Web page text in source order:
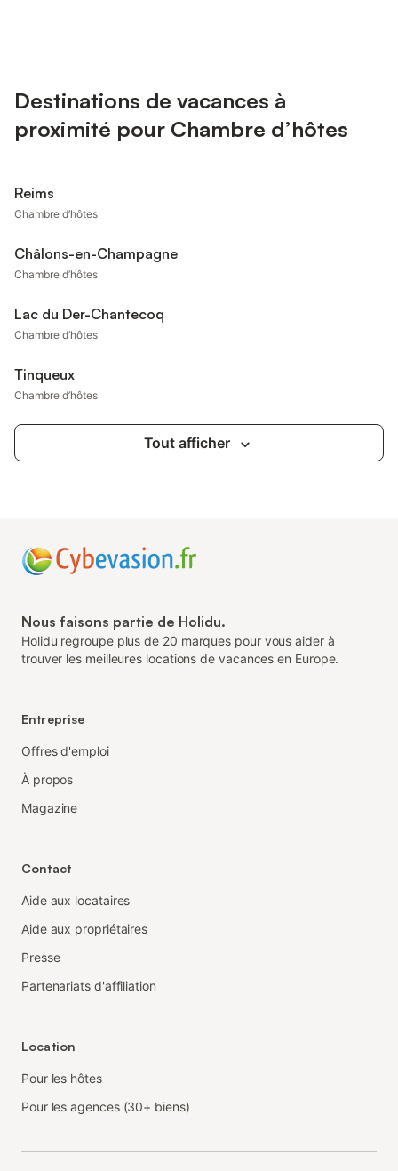
Destinations de vacances à
proximité pour Chambre d’hôtes
Reims
Chambre d’hôtes
Châlons-en-Champagne
Chambre d’hôtes
Lac du Der-Chantecoq
Chambre d’hôtes
Tinqueux
Chambre d’hôtes
Tout afficher
Nous faisons partie de Holidu.
Holidu regroupe plus de 20 marques pour vous aider à
trouver les meilleures locations de vacances en Europe.
Entreprise
Offres d'emploi
À propos
Magazine
Contact
Aide aux locataires
Aide aux propriétaires
Presse
Partenariats d'affiliation
Location
Pour les hôtes
Pour les agences (30+ biens)